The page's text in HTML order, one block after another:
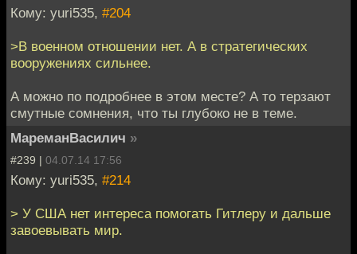
Кому: yuri535, #204
>В военном отношении нет. А в стратегических
вооружениях сильнее.
А можно по подробнее в этом месте? А то терзают
смутные сомнения, что ты глубоко не в теме.
МареманВасилич »
#239 | 04.07.14 17:56
Кому: yuri535, #214
> У США нет интереса помогать Гитлеру и дальше
завоевывать мир.